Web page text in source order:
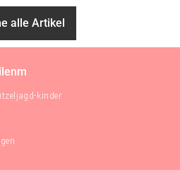
alle Artikel
kinder